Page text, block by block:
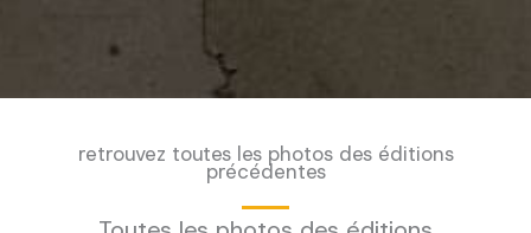
retrouvez toutes les photos des éditions
précédentes